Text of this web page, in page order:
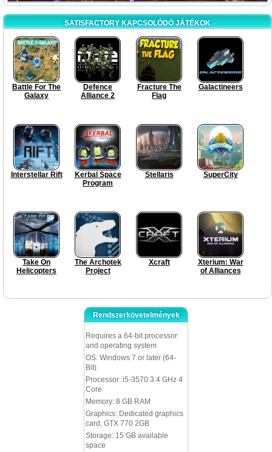
SATISFACTORY KAPCSOLÓDÓ JÁTÉKOK
Battle For The
Galaxy
Defence
Alliance 2
Fracture The
Flag
Galactineers
Interstellar Rift
Kerbal Space
Program
Stellaris SuperCity
Take On
Helicopters
The Archotek
Project
Xcraft
Xterium: War
of Alliances
Rendszerkövetelmények
Requires a 64-bit processor
and operating system
OS: Windows 7 or later (64-
Bit)
Processor: i5-3570 3.4 GHz 4
Core
Memory: 8 GB RAM
Graphics: Dedicated graphics
card, GTX 770 2GB
Storage: 15 GB available
space